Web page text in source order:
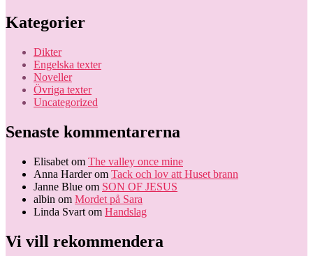
Kategorier
Dikter
Engelska texter
Noveller
Övriga texter
Uncategorized
Senaste kommentarerna
Elisabet om The valley once mine
Anna Harderom Tack och lov att Huset brann
Janne Blue om SON OF JESUS
albin om Mordet på Sara
Linda Svart om Handslag
Vi vill rekommendera